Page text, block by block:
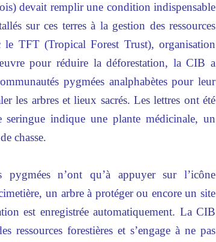
devait remplir une condition indispensable
sur ces terres à la gestion des ressources
le TFT (Tropical Forest Trust), organisation
pour réduire la déforestation, la CIB a
pygmées analphabètes pour leur
les arbres et lieux sacrés. Les lettres ont été
seringue indique une plante médicinale, un
chasse.
n’ont qu’à appuyer sur l’icône
un arbre à protéger ou encore un site
est enregistrée automatiquement. La CIB
ressources forestières et s’engage à ne pas